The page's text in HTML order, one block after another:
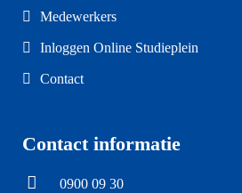
Medewerkers
Inloggen Online Studieplein
Contact
Contact informatie
0900 09 30